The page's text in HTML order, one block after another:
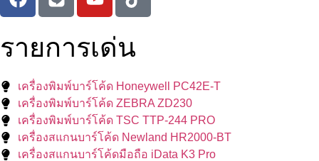
รายการเด่น
เครื่องพิมพ์บาร์โค้ด Honeywell PC42E-T
เครื่องพิมพ์บาร์โค้ด ZEBRA ZD230
เครื่องพิมพ์บาร์โค้ด TSC TTP-244 PRO
เครื่องสแกนบาร์โค้ด Newland HR2000-BT
เครื่องสแกนบาร์โค้ดมือถือ iData K3 Pro